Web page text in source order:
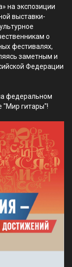
на экспозиции
выставки-
о
фестивалях,
заметным и
Федерации
федеральном
"Мир гитары"!